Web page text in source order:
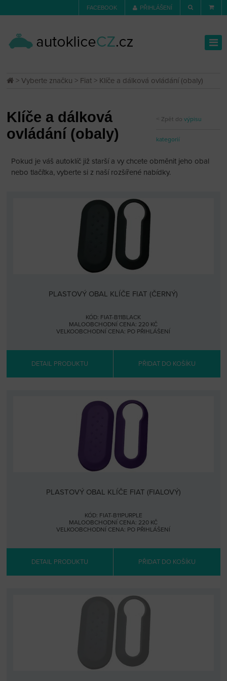
FACEBOOK PŘIHLÁŠENÍ
>Vyberte značku > Fiat > Klíče a dálková ovládání (obaly)
Zpět dovýpisu
kategorií
Klíče a dálková
ovládání (obaly)
Pokud je váš autoklíč již starší a vy chcete obměnit jeho obal
nebo tlačítka, vyberte si z naší rozšířené nabídky.
PLASTOVÝ OBAL KLÍČE FIAT (ČERNÝ)
KÓD: FIAT-B11BLACK
MALOOBCHODNÍ CENA: 220 KČ
VELKOOBCHODNÍ CENA: PO PŘIHLÁŠENÍ
DETAIL PRODUKTU PŘIDAT DO KOŠÍKU
PLASTOVÝ OBAL KLÍČE FIAT (FIALOVÝ)
KÓD: FIAT-B11PURPLE
MALOOBCHODNÍ CENA: 220 KČ
VELKOOBCHODNÍ CENA: PO PŘIHLÁŠENÍ
DETAIL PRODUKTU PŘIDAT DO KOŠÍKU